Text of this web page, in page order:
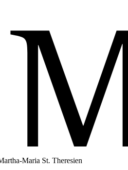
Maria St. Theresien